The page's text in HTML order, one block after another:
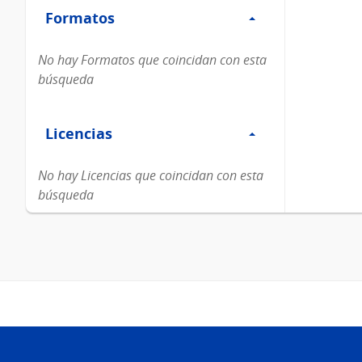
Formatos
Formatos
No hay Formatos que coincidan con esta
búsqueda
Licencias
Licencias
No hay Licencias que coincidan con esta
búsqueda